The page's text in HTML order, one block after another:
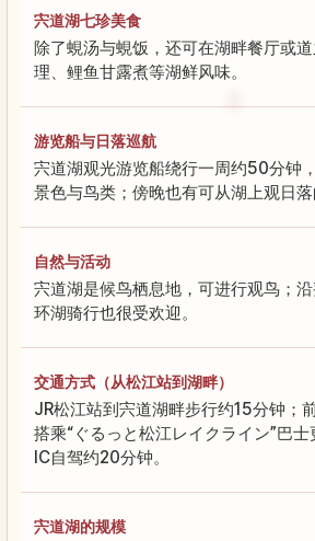
宍道湖七珍美食
除了蜆汤与蜆饭，还可在湖畔餐厅或
理、鲤鱼甘露煮等湖鲜风味。
游览船与日落巡航
宍道湖观光游览船绕行一周约50分钟
景色与鸟类；傍晚也有可从湖上观日落
自然与活动
宍道湖是候鸟栖息地，可进行观鸟；
环湖骑行也很受欢迎。
交通方式（从松江站到湖畔）
JR松江站到宍道湖畔步行约15分钟；
搭乘“ぐるっと松江レイクライン”巴
IC自驾约20分钟。
宍道湖的规模